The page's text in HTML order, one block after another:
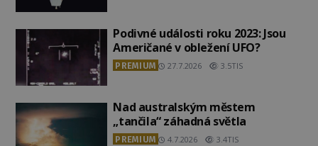
Podivné události roku 2023: Jsou
Američané v obležení UFO?
PREMIUM 27.7.2026 3.5TIS
Nad australským městem
„tančila“ záhadná světla
PREMIUM 4.7.2026 3.4TIS